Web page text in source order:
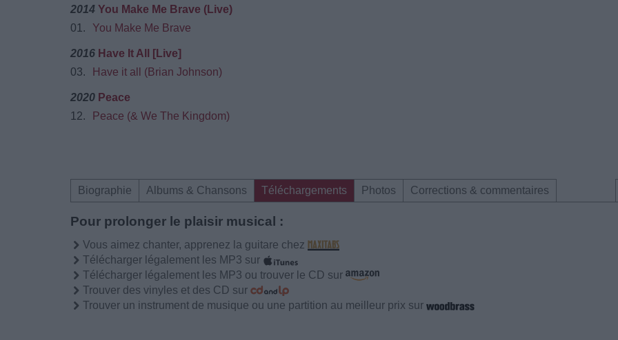
2014 You Make Me Brave (Live)
01.
You Make Me Brave
2016 Have It All [Live]
03.
Have it all (Brian Johnson)
2020 Peace
12.
Peace (& We The Kingdom)
Biographie Albums & Chansons Téléchargements Photos Corrections & commentaires
Pour prolonger le plaisir musical :
Vous aimez chanter, apprenez la guitare chez
Télécharger légalement les MP3 sur
Télécharger légalement les MP3 ou trouver le CD sur
Trouver des vinyles et des CD sur
Trouver un instrument de musique ou une partition au meilleur prix sur